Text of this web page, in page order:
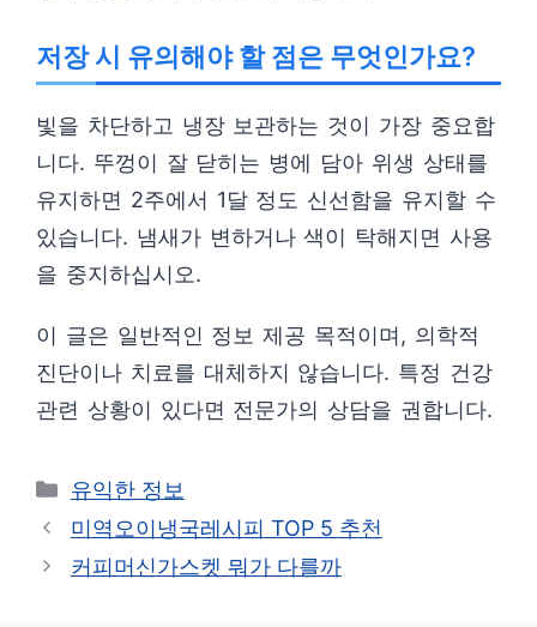
저장 시 유의해야 할 점은 무엇인가요?
빛을 차단하고 냉장 보관하는 것이 가장 중요합
니다. 뚜껑이 잘 닫히는 병에 담아 위생 상태를
유지하면 2주에서 1달 정도 신선함을 유지할 수
있습니다. 냄새가 변하거나 색이 탁해지면 사용
을 중지하십시오.
이 글은 일반적인 정보 제공 목적이며, 의학적
진단이나 치료를 대체하지 않습니다. 특정 건강
관련 상황이 있다면 전문가의 상담을 권합니다.
카
테
리
유익한 정보
미역오이냉국레시피 TOP 5 추천
커피머신가스켓 뭐가 다를까